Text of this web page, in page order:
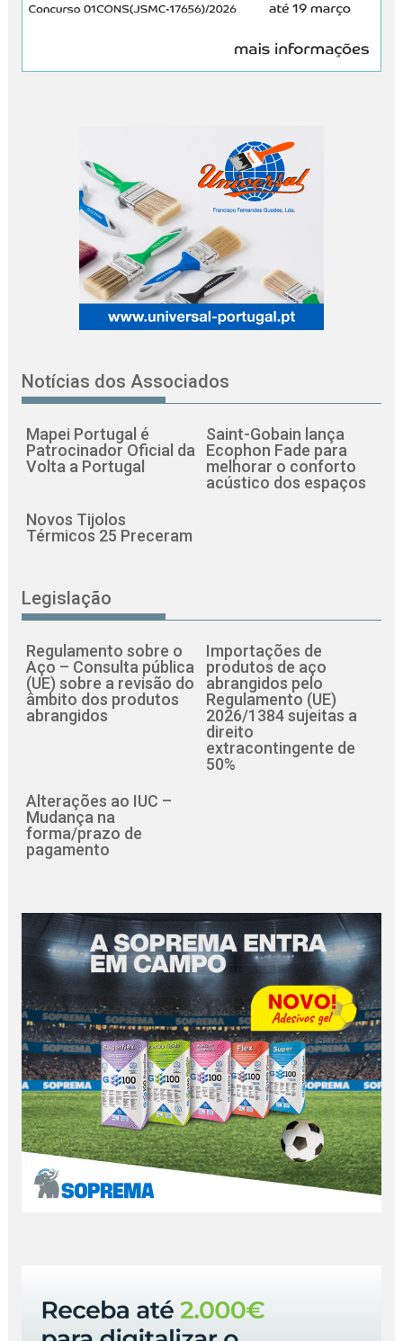
Notícias dos Associados
Mapei Portugal é
Patrocinador Oficial da
Volta a Portugal
Saint-Gobain lança
Ecophon Fade para
melhorar o conforto
acústico dos espaços
Novos Tijolos
Térmicos 25 Preceram
Legislação
Regulamento sobre o
Aço – Consulta pública
(UE) sobre a revisão do
âmbito dos produtos
abrangidos
Importações de
produtos de aço
abrangidos pelo
Regulamento (UE)
2026/1384 sujeitas a
direito
extracontingente de
50%
Alterações ao IUC –
Mudança na
forma/prazo de
pagamento